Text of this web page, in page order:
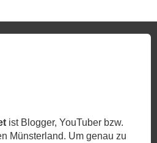
ist Blogger, YouTuber bzw.
Münsterland. Um genau zu